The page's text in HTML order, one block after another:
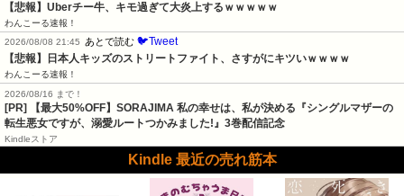
【悲報】Uberチー牛、キモ過ぎて大炎上するｗｗｗｗｗ
わんこーる速報！
2026/08/08 21:45
あとで読む 🐦Tweet
【悲報】日本人キッズのストリートファイト、さすがにキツいｗｗｗｗ
わんこーる速報！
2026/08/16 まで！
[PR] 【最大50%OFF】SORAJIMA 私の幸せは、私が決める『シングルマザーの
転生悪女ですが、溺愛ルートつかみました!』3巻配信記念
Kindleストア
Kindle 最近の売れ筋本